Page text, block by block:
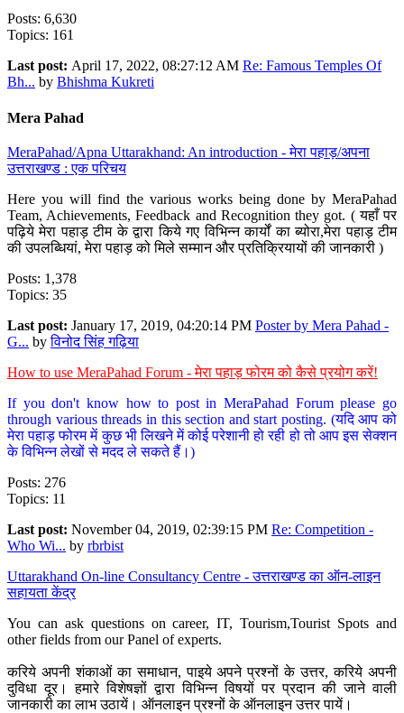
Posts: 6,630
Topics: 161
Last post: April 17, 2022, 08:27:12 AM Re: Famous Temples Of
Bh... by Bhishma Kukreti
Mera Pahad
MeraPahad/Apna Uttarakhand: An introduction - मेरा पहाड़/अपना
उत्तराखण्ड : एक परिचय
Here you will find the various works being done by MeraPahad
Team, Achievements, Feedback and Recognition they got. ( यहाँ पर
पढ़िये मेरा पहाड़ टीम के द्वारा किये गए विभिन्न कार्यों का ब्योरा,मेरा पहाड़ टीम
की उपलब्धियां, मेरा पहाड़ को मिले सम्मान और प्रतिक्रियायों की जानकारी )
Posts: 1,378
Topics: 35
Last post: January 17, 2019, 04:20:14 PM Poster by Mera Pahad -
G... byविनोद सिंह गढ़िया
How to use MeraPahad Forum - मेरा पहाड़ फोरम को कैसे प्रयोग करें!
If you don't know how to post in MeraPahad Forum please go
through various threads in this section and start posting. (यदि आप को
मेरा पहाड़ फोरम में कुछ भी लिखने में कोई परेशानी हो रही हो तो आप इस सेक्शन
के विभिन्न लेखों से मदद ले सकते हैं।)
Posts: 276
Topics: 11
Last post: November 04, 2019, 02:39:15 PM Re: Competition -
Who Wi... by rbrbist
Uttarakhand On-line Consultancy Centre - उत्तराखण्ड का ऑन-लाइन
सहायता केंद्र
You can ask questions on career, IT, Tourism,Tourist Spots and
other fields from our Panel of experts.
करिये अपनी शंकाओं का समाधान, पाइये अपने प्रश्नों के उत्तर, करिये अपनी
दुविधा दूर। हमारे विशेषज्ञों द्वारा विभिन्न विषयों पर प्रदान की जाने वाली
जानकारी का लाभ उठायें। ऑनलाइन प्रश्नों के ऑनलाइन उत्तर पायें।